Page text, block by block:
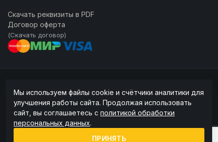
Скачать реквизиты в PDF
Договор оферта
(Скачать договор)
ссылка на источник обязательна.
Информация на сайте не является публичной офертой (ст. 437 ГК РФ).
Точную стоимость и наличие уточняйте у менеджера.
Политика конфиденциальности
Пользовательское соглашение
Мы используем файлы cookie и счётчики аналитики для
улучшения работы сайта. Продолжая использовать
сайт, вы соглашаетесь с политикой обработки
персональных данных.
ПРИНЯТЬ